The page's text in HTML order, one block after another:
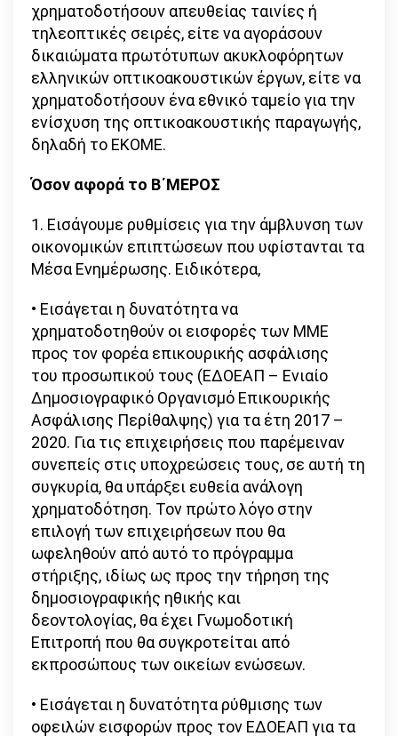
χρηματοδοτήσουν απευθείας ταινίες ή
τηλεοπτικές σειρές, είτε να αγοράσουν
δικαιώματα πρωτότυπων ακυκλοφόρητων
ελληνικών οπτικοακουστικών έργων, είτε να
χρηματοδοτήσουν ένα εθνικό ταμείο για την
ενίσχυση της οπτικοακουστικής παραγωγής,
δηλαδή το ΕΚΟΜΕ.
Όσον αφορά το Β΄ΜΕΡΟΣ
1. Εισάγουμε ρυθμίσεις για την άμβλυνση των
οικονομικών επιπτώσεων που υφίστανται τα
Μέσα Ενημέρωσης. Ειδικότερα,
• Εισάγεται η δυνατότητα να
χρηματοδοτηθούν οι εισφορές των ΜΜΕ
προς τον φορέα επικουρικής ασφάλισης
του προσωπικού τους (ΕΔΟΕΑΠ – Ενιαίο
Δημοσιογραφικό Οργανισμό Επικουρικής
Ασφάλισης Περίθαλψης) για τα έτη 2017 –
2020. Για τις επιχειρήσεις που παρέμειναν
συνεπείς στις υποχρεώσεις τους, σε αυτή τη
συγκυρία, θα υπάρξει ευθεία ανάλογη
χρηματοδότηση. Τον πρώτο λόγο στην
επιλογή των επιχειρήσεων που θα
ωφεληθούν από αυτό το πρόγραμμα
στήριξης, ιδίως ως προς την τήρηση της
δημοσιογραφικής ηθικής και
δεοντολογίας, θα έχει Γνωμοδοτική
Επιτροπή που θα συγκροτείται από
εκπροσώπους των οικείων ενώσεων.
• Εισάγεται η δυνατότητα ρύθμισης των
οφειλών εισφορών προς τον ΕΔΟΕΑΠ για τα